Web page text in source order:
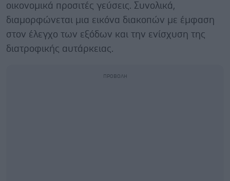
οικονομικά προσιτές γεύσεις. Συνολικά,
διαμορφώνεται μια εικόνα διακοπών με έμφαση
στον έλεγχο των εξόδων και την ενίσχυση της
διατροφικής αυτάρκειας.